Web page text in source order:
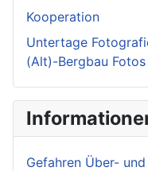
Kooperation
Untertage
(Alt)-Bergbau
Gefahren Über-